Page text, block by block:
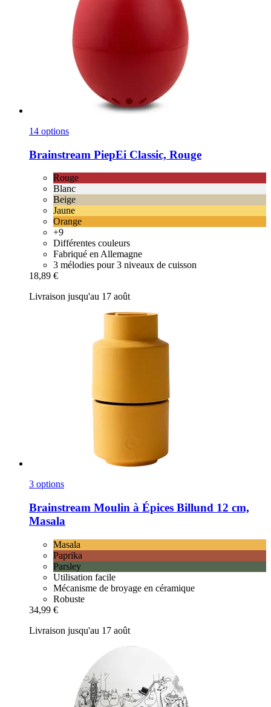
14 options
Brainstream PiepEi Classic, Rouge
Rouge
Blanc
Beige
Jaune
Orange
+9
Différentes couleurs
Fabriqué en Allemagne
3 mélodies pour 3 niveaux de cuisson
18,89 €
Livraison jusqu'au 17 août
3 options
Brainstream Moulin à Épices Billund 12 cm,
Masala
Masala
Paprika
Parsley
Utilisation facile
Mécanisme de broyage en céramique
Robuste
34,99 €
Livraison jusqu'au 17 août